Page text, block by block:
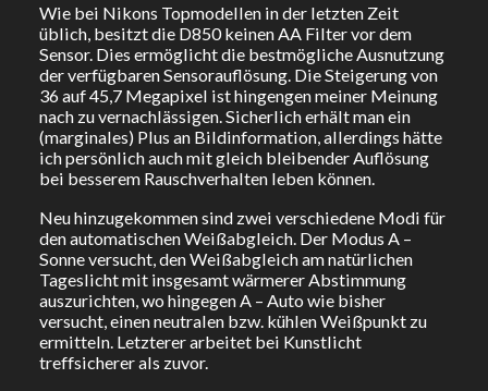
Wie bei Nikons Topmodellen in der letzten Zeit
üblich, besitzt die D850 keinen AA Filter vor dem
Sensor. Dies ermöglicht die bestmögliche Ausnutzung
der verfügbaren Sensorauflösung. Die Steigerung von
36 auf 45,7 Megapixel ist hingengen meiner Meinung
nach zu vernachlässigen. Sicherlich erhält man ein
(marginales) Plus an Bildinformation, allerdings hätte
ich persönlich auch mit gleich bleibender Auflösung
bei besserem Rauschverhalten leben können.
Neu hinzugekommen sind zwei verschiedene Modi für
den automatischen Weißabgleich. Der Modus A –
Sonne versucht, den Weißabgleich am natürlichen
Tageslicht mit insgesamt wärmerer Abstimmung
auszurichten, wo hingegen A – Auto wie bisher
versucht, einen neutralen bzw. kühlen Weißpunkt zu
ermitteln. Letzterer arbeitet bei Kunstlicht
treffsicherer als zuvor.